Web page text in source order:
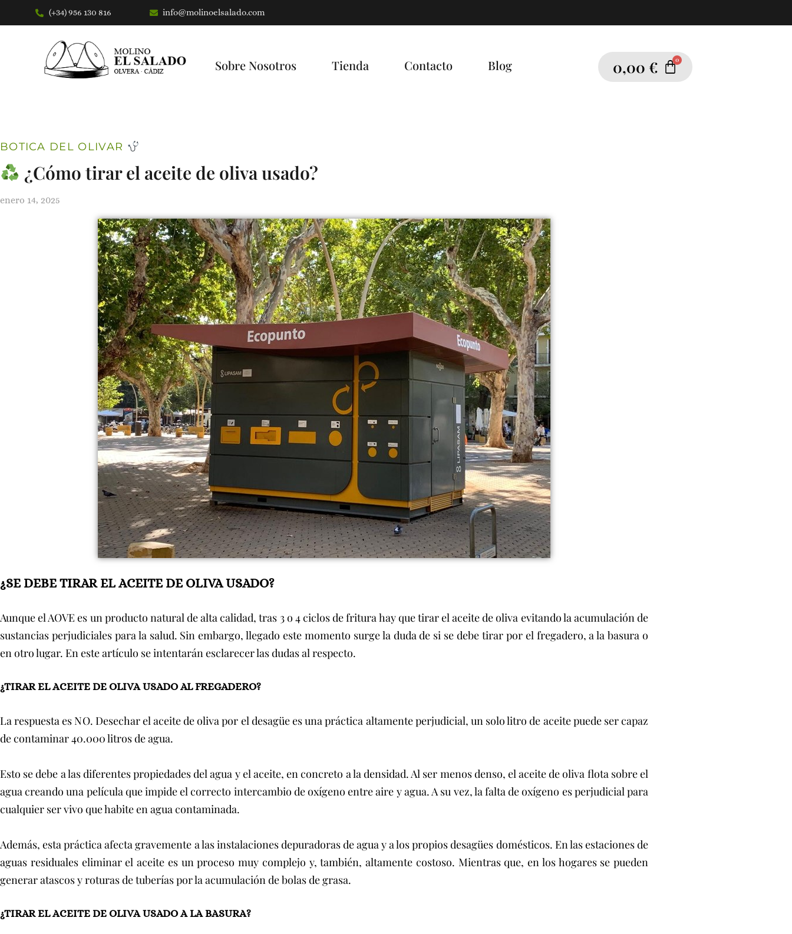
contenido
(+34) 956 130 816 info@molinoelsalado.com
Sobre Nosotros Tienda Contacto Blog 0,00€
BOTICA DEL OLIVAR
¿Cómo tirar el aceite de oliva usado?
enero 14, 2025
¿SE DEBE TIRAR EL ACEITE DE OLIVA USADO?
Aunque el AOVE es un producto natural de alta calidad, tras 3 o 4 ciclos de fritura hay que tirar el aceite de oliva evitando la acumulación de
sustancias perjudiciales para la salud. Sin embargo, llegado este momento surge la duda de si se debe tirar por el fregadero, a la basura o
en otro lugar. En este artículo se intentarán esclarecer las dudas al respecto.
¿TIRAR EL ACEITE DE OLIVA USADO AL FREGADERO?
La respuesta es NO. Desechar el aceite de oliva por el desagüe es una práctica altamente perjudicial, un solo litro de aceite puede ser capaz
de contaminar 40.000 litros de agua.
Esto se debe a las diferentes propiedades del agua y el aceite, en concreto a la densidad. Al ser menos denso, el aceite de oliva flota sobre el
agua creando una película que impide el correcto intercambio de oxígeno entre aire y agua. A su vez, la falta de oxígeno es perjudicial para
cualquier ser vivo que habite en agua contaminada.
Además, esta práctica afecta gravemente a las instalaciones depuradoras de agua y a los propios desagües domésticos. En las estaciones de
aguas residuales eliminar el aceite es un proceso muy complejo y, también, altamente costoso. Mientras que, en los hogares se pueden
generar atascos y roturas de tuberías por la acumulación de bolas de grasa.
¿TIRAR EL ACEITE DE OLIVA USADO A LA BASURA?